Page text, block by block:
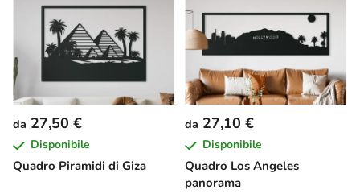
Quadro Piramidi di Giza
da 27,50 €
Disponibile
Quadro Los Angeles
panorama
da 27,10 €
Disponibile